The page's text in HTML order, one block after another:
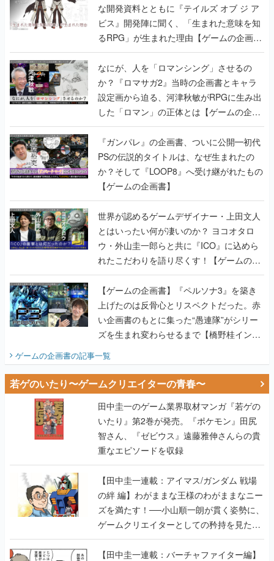
な開発資料とともに『テイルズ オブ ジ ア
ビス』開発陣に聞く、「生まれた意味を知
るRPG」が生まれた理由【ゲームの企画
書】
なにが、人を「ロマンシング」させるの
か？『ロマサガ2』当時の企画書とキャラ
設定画から迫る、河津秋敏がRPGに生み出
した「ロマン」の正体とは【ゲームの企画
書】
『ガンパレ』の企画書、ついに公開━初代
PSの伝説的タイトルは、なぜ生まれたの
か？そして『LOOP8』へ受け継がれたもの
【ゲームの企画書】
世界が認めるゲームデザイナー・上田文人
とはいったい何が凄いのか？ ヨコオタロ
ウ・外山圭一郎らと共に『ICO』に込めら
れたこだわりを語り尽くす！【ゲームの企
画書】
【ゲームの企画書】『ペルソナ3』を築き
上げたのは反骨心とリスペクトだった。赤
い企画書のもとに集った“愚連隊”がシリー
ズを生まれ変わらせるまで【橋野桂インタ
ゲームの企画書の記事一覧
若ゲのいたり〜ゲームクリエイターの青春〜
田中圭一のゲーム業界取材マンガ『若ゲの
いたり』第2巻が発売。『ポケモン』田尻
智さん、『ゼビウス』遠藤雅伸さんらの貴
重なエピソードを収録
【田中圭一連載：アイマス/ガンダム 戦場
の絆 編】わがままな王様のわがままなニー
ズを満たす！──小山順一朗が貫く姿勢に、
ゲームクリエイターとしての矜持を見た
【若ゲのいたり最終回】
【田中圭一連載：バーチャファイター編】